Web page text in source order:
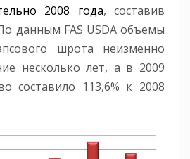
2008 года, составив
данным FAS USDA объемы
шрота неизменно
несколько лет, а в 2009
составило 113,6% к 2008